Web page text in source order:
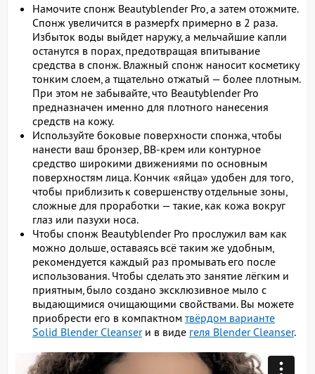
Намочите спонж Beautyblender Pro, а затем отожмите.
Спонж увеличится в размерfх примерно в 2 раза.
Избыток воды выйдет наружу, а мельчайшие капли
останутся в порах, предотвращая впитывание
средства в спонж. Влажный спонж наносит косметику
тонким слоем, а тщательно отжатый — более плотным.
При этом не забывайте, что Beautyblender Pro
предназначен именно для плотного нанесения
средств на кожу.
Используйте боковые поверхности спонжа, чтобы
нанести ваш бронзер, BB-крем или контурное
средство широкими движениями по основным
поверхностям лица. Кончик «яйца» удобен для того,
чтобы приблизить к совершенству отдельные зоны,
сложные для проработки — такие, как кожа вокруг
глаз или пазухи носа.
Чтобы спонж Beautyblender Pro прослужил вам как
можно дольше, оставаясь всё таким же удобным,
рекомендуется каждый раз промывать его после
использования. Чтобы сделать это занятие лёгким и
приятным, было создано эксклюзивное мыло с
выдающимися очищающими свойствами. Вы можете
приобрести его в компактном твёрдом варианте
Solid Blender Cleanserи в виде геля Blender Cleanser.